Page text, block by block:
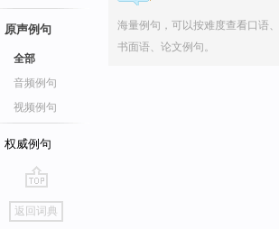
原声例句
全部
音频例句
视频例句
权威例句
go
top
返回词典
海量例句，可以按难度查看口语、
书面语、论文例句。